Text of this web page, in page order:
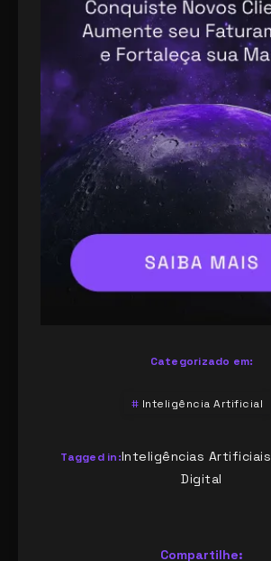
Categorizado em:
Inteligência Artificial
Tagged in:Inteligências Artificiais
Digital
Compartilhe: